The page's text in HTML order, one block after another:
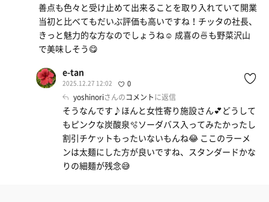
善点も色々と受け止めて出来ることを取り入れていて開業
当初と比べてもだいぶ評価も高いですね！チッタの社長、
きっと魅力的な方なのでしょうね☺️ 成喜の🍜も野菜沢山
で美味しそう😋
e-tan
2025.12.27 12:02 0
yoshinoriさんのコメントに返信
そうなんです♪ほんと女性寄り施設さん💕どうして
もピンクな炭酸泉🫧ソーダバス入ってみたかったし
割引チケットもったいないもんね😂 ここのラーメ
ンは太麺にした方が良いですね、スタンダードかな
りの細麺が残念😅